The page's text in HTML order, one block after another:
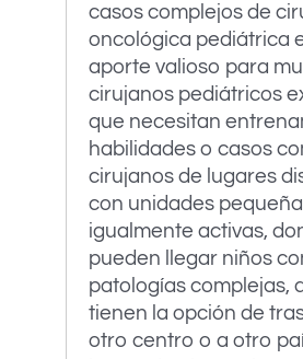
casos complejos de
oncológica pediátrica
aporte valioso para
cirujanos pediátricos
que necesitan
habilidades o casos
cirujanos de lugares
con unidades
igualmente activas,
pueden llegar niños
patologías complejas,
tienen la opción de
otro centro o a otro